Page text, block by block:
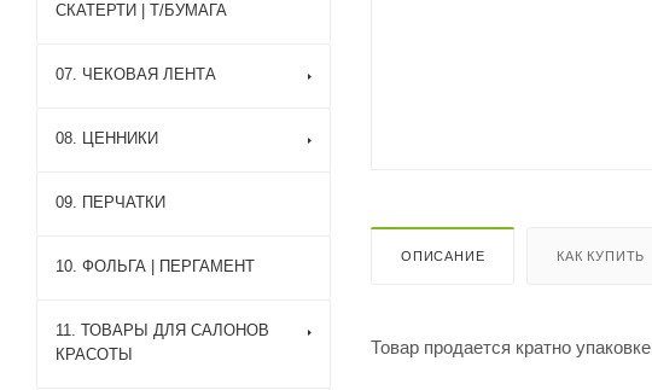
ОПИСАНИЕ КАК КУПИТЬ
Товар продается кратно
СКАТЕРТИ | Т/БУМАГА
07. ЧЕКОВАЯ ЛЕНТА
08. ЦЕННИКИ
09. ПЕРЧАТКИ
10. ФОЛЬГА | ПЕРГАМЕНТ
11. ТОВАРЫ ДЛЯ САЛОНОВ
КРАСОТЫ